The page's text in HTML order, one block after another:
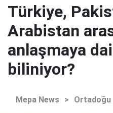
Türkiye,
Arabistan
anlaşmaya
biliniyor?
Mepa News > Ortadoğu